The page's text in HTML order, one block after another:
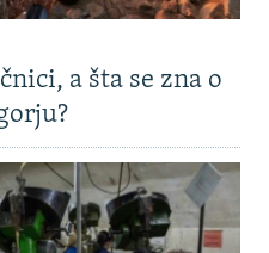
a šta se zna o